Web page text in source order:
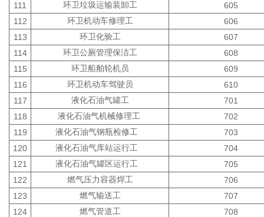
111
环卫垃圾运输装卸工
605
112
环卫机动车修理工
606
113
环卫化验工
607
114
环卫公厕管理保洁工
608
115
环卫船舶轮机员
609
116
环卫机动车驾驶员
610
117
液化石油气罐工
701
118
液化石油气机械修理工
702
119
液化石油气钢瓶检修工
703
120
液化石油气库站运行工
704
121
液化石油气罐区运行工
705
122
燃气压力容器焊工
706
123
燃气输送工
707
124
燃气管道工
708